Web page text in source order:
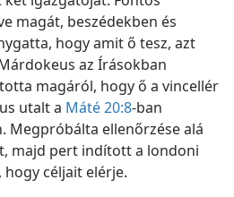
magát, beszédekben és
hogy amit ő tesz, azt
az Írásokban
magáról, hogy ő a vincellér
utalt a Máté 20:8-ban
Megpróbálta ellenőrzése alá
majd pert indított a londoni
céljait elérje.